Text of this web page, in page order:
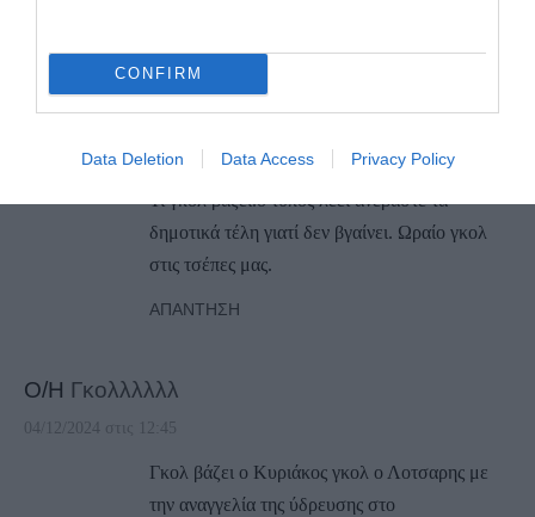
CONFIRM
Data Deletion Data Access Privacy Policy
Ο/ΗΜήτσος
05/12/2024 στις 08:37
Τι γκολ βάζει.ο τύπος λέει ανεβάστε τα
δημοτικά τέλη γιατί δεν βγαίνει. Ωραίο γκολ
στις τσέπες μας.
ΑΠΆΝΤΗΣΗ
Ο/Η Γκολλλλλλ
04/12/2024 στις 12:45
Γκολ βάζει ο Κυριάκος γκολ ο Λοτσαρης με
την αναγγελία της ύδρευσης στο